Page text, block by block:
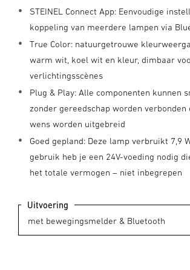
STEINEL Connect App: Eenvoudige
koppeling van meerdere lampen via
True Color: natuurgetrouwe
warm wit, koel wit en kleur, dimbaar
verlichtingsscènes
Plug & Play: Alle componenten kunnen
zonder gereedschap worden verbonden
wens worden uitgebreid
Goed gepland: Deze lamp verbruikt 7,9
gebruik heb je een 24V-voeding nodig
het totale vermogen – niet inbegrepen
Uitvoering